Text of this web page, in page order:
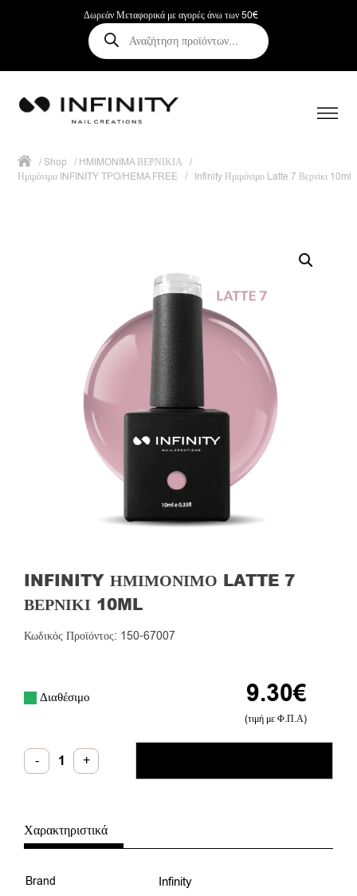
Δωρεάν Μεταφορικά με αγορές άνω των 50€
Αναζήτηση
προϊόντων
/Shop / HMIMONIMA ΒΕΡΝΙΚΙΑ
/
Ημιμόνιμα INFINITY TPO/HEMA FREE / Infinity Ημιμόνιμο Latte 7 Βερνίκι 10ml
INFINITY ΗΜΙΜΌΝΙΜΟ LATTE 7
ΒΕΡΝΊΚΙ 10ML
Κωδικός Προϊόντος: 150-67007
9.30€
(τιμή με Φ.Π.Α)
Διαθέσιμο
- Infinity
Ημιμόνιμο
ποσότητα
+
Χαρακτηριστικά
Brand Infinity